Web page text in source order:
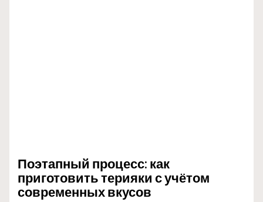
Поэтапный процесс: как
приготовить терияки с учётом
современных вкусов